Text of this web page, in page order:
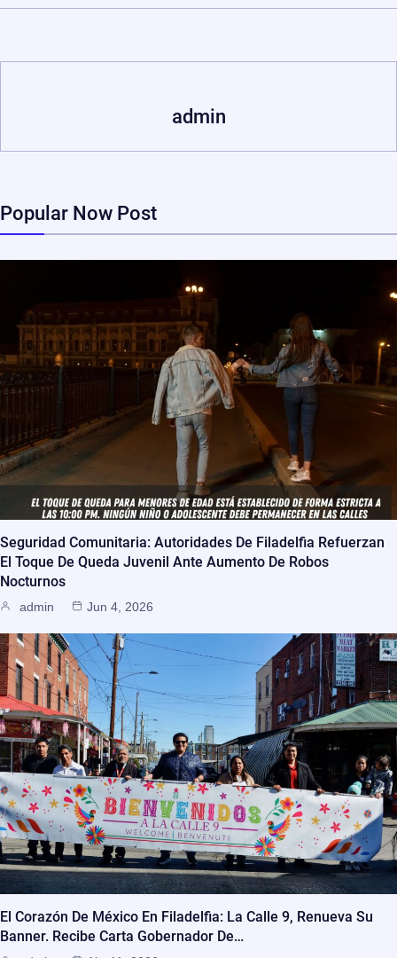
admin
Popular Now Post
Seguridad Comunitaria: Autoridades De Filadelfia Refuerzan
El Toque De Queda Juvenil Ante Aumento De Robos
Nocturnos
admin Jun 4, 2026
El Corazón De México En Filadelfia: La Calle 9, Renueva Su
Banner. Recibe Carta Gobernador De…